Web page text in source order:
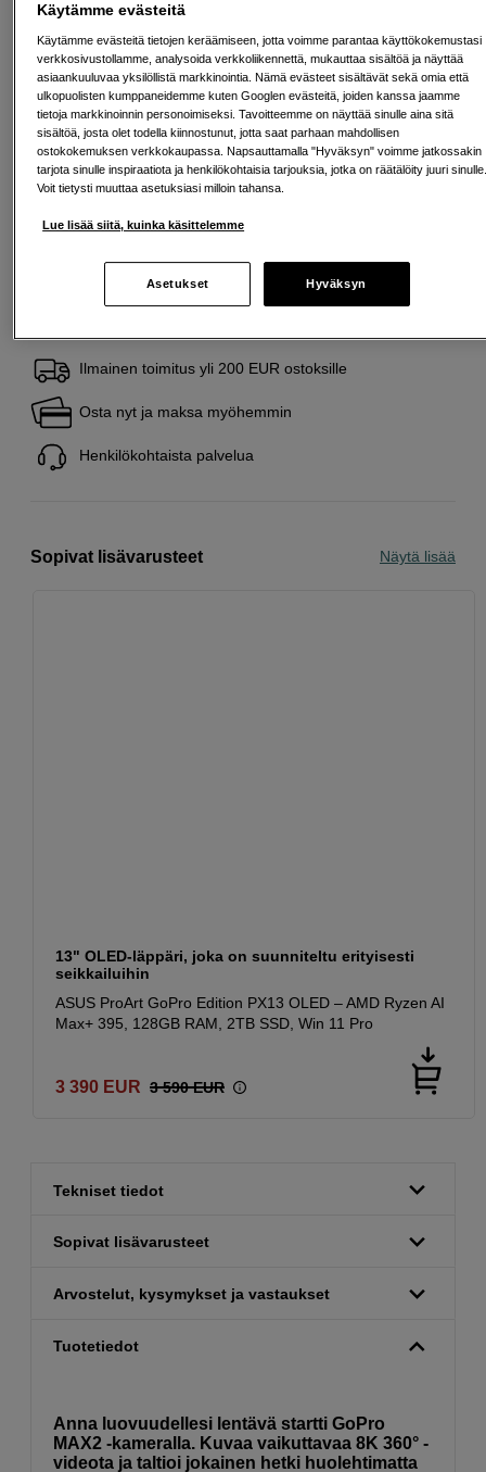
Avausmaksu 5 EUR, laskutusmaksu 0 EUR/kk lisäksi
Lainaaminen maksaa!
Jos et pysty maksamaan velkaa ajoissa, saatat
saada maksuhäiriömerkinnän. Se voi vaikeuttaa asunnon vuokraamista,
liittymien tekemistä ja uusien lainojen saamista. Apua saat kuntasi talous- ja
velkaneuvonnasta. Yhteystiedot löydät sivulta kkv.fi (avautuu uuteen
välilehteen)
Back to Work
– huolella valittu luoviin työnkulkuihin.
Ilmainen toimitus yli 200 EUR ostoksille
Osta nyt ja maksa myöhemmin
Henkilökohtaista palvelua
Sopivat lisävarusteet Näytä lisää
13" OLED-läppäri, joka on suunniteltu erityisesti
seikkailuihin
ASUS ProArt GoPro Edition PX13 OLED – AMD Ryzen AI
Max+ 395, 128GB RAM, 2TB SSD, Win 11 Pro
3 390 EUR 3 590 EUR
Tekniset tiedot
Sopivat lisävarusteet
Arvostelut, kysymykset ja vastaukset
Tuotetiedot
Anna luovuudellesi lentävä startti GoPro
MAX2 -kameralla. Kuvaa vaikuttavaa 8K 360° -
videota ja taltioi jokainen hetki huolehtimatta
Käytämme evästeitä
Käytämme evästeitä tietojen keräämiseen, jotta voimme parantaa käyttökokemustasi
verkkosivustollamme, analysoida verkkoliikennettä, mukauttaa sisältöä ja näyttää
asiaankuuluvaa yksilöllistä markkinointia. Nämä evästeet sisältävät sekä omia että
ulkopuolisten kumppaneidemme kuten Googlen evästeitä, joiden kanssa jaamme
tietoja markkinoinnin personoimiseksi. Tavoitteemme on näyttää sinulle aina sitä
sisältöä, josta olet todella kiinnostunut, jotta saat parhaan mahdollisen
ostokokemuksen verkkokaupassa. Napsauttamalla "Hyväksyn" voimme jatkossakin
tarjota sinulle inspiraatiota ja henkilökohtaisia tarjouksia, jotka on räätälöity juuri
Voit tietysti muuttaa asetuksiasi milloin tahansa.
Lue lisää siitä, kuinka käsittelemme
Asetukset Hyväksyn